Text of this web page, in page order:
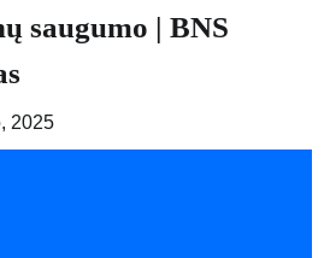
saugumo | BNS
2025